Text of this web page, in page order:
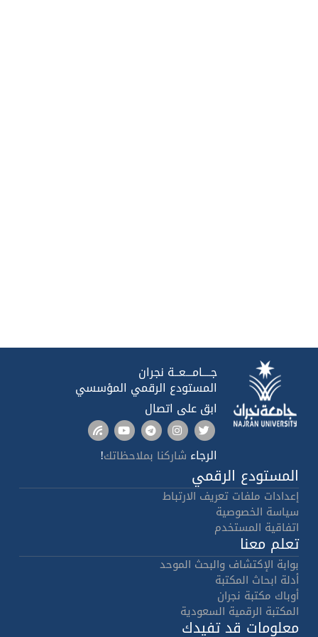
جــــامـــعــة نجران
المستودع الرقمي المؤسسي
ابق على اتصال
الرجاء شاركنا بملاحظاتك!
المستودع الرقمي
إعدادات ملفات تعريف الارتباط
سياسة الخصوصية
اتفاقية المستخدم
تعلم معنا
بوابة الإكتشاف والبحث الموحد
أدلة ابحاث المكتبة
أوباك مكتبة نجران
المكتبة الرقمية السعودية
معلومات قد تفيدك